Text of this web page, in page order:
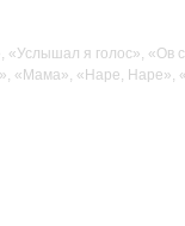
«Услышал я голос», «Ов
«Мама», «Наре,